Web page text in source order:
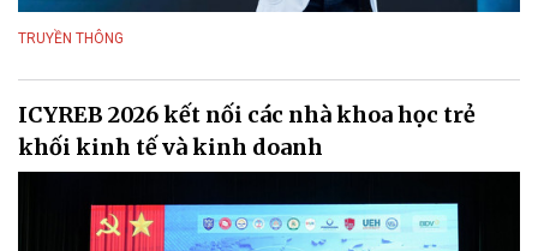
TRUYỀN THÔNG
ICYREB 2026 kết nối các nhà khoa học trẻ
khối kinh tế và kinh doanh